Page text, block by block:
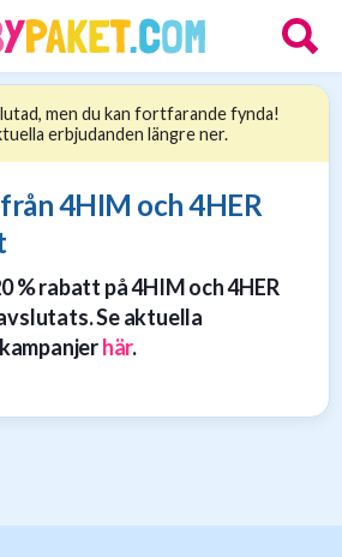
men du kan fortfarande fynda!
erbjudanden längre ner.
4HIM och 4HER
% rabatt på 4HIM och 4HER
Se aktuella
här.